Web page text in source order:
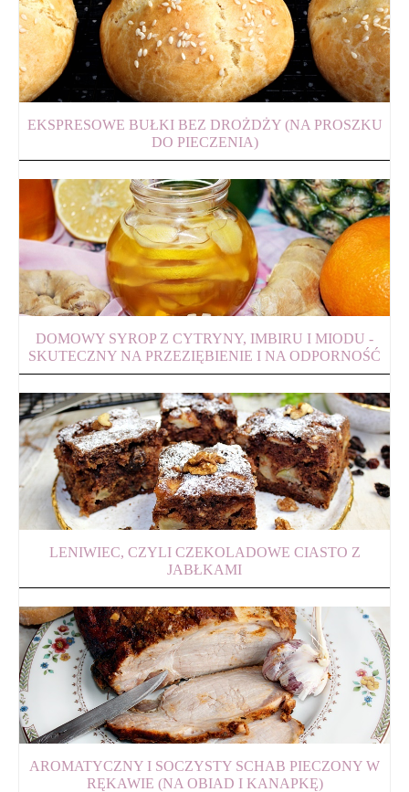
EKSPRESOWE BUŁKI BEZ DROŻDŻY (NA PROSZKU
DO PIECZENIA)
DOMOWY SYROP Z CYTRYNY, IMBIRU I MIODU -
SKUTECZNY NA PRZEZIĘBIENIE I NA ODPORNOŚĆ
LENIWIEC, CZYLI CZEKOLADOWE CIASTO Z
JABŁKAMI
AROMATYCZNY I SOCZYSTY SCHAB PIECZONY W
RĘKAWIE (NA OBIAD I KANAPKĘ)